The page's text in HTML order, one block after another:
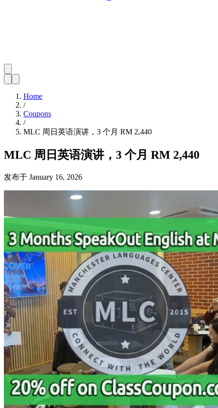
Home
/
Coupons
/
MLC 周日英语演讲，3 个月 RM 2,440
MLC 周日英语演讲，3 个月 RM 2,440
发布于 January 16, 2026